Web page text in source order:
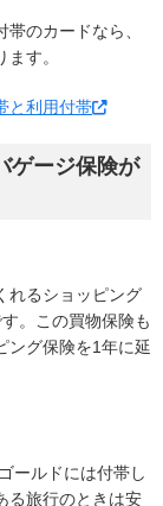
のカードなら、
す。
と利用付帯
ゲージ保険が
れるショッピング
。この買物保険も
ング保険を1年に延
ールドには付帯し
る旅行のときは安